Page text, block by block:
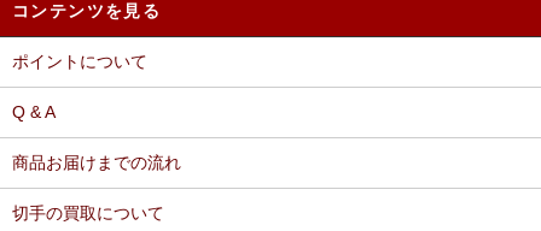
コンテンツを見る
ポイントについて
Q & A
商品お届けまでの流れ
切手の買取について